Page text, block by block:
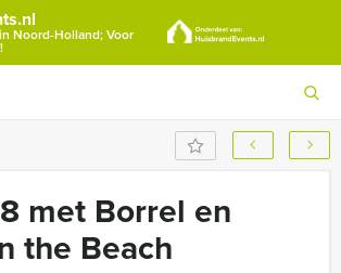
Noord-Holland; Voor
met Borrel en
the Beach